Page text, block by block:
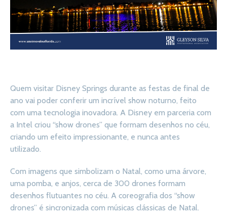
Quem visitar Disney Springs durante as festas de final de
ano vai poder conferir um incrível show noturno, feito
com uma tecnologia inovadora. A Disney em parceria com
a Intel criou “show drones” que formam desenhos no céu,
criando um efeito impressionante, e nunca antes
utilizado.
Com imagens que simbolizam o Natal, como uma árvore,
uma pomba, e anjos, cerca de 300 drones formam
desenhos flutuantes no céu. A coreografia dos “show
drones” é sincronizada com músicas clássicas de Natal.